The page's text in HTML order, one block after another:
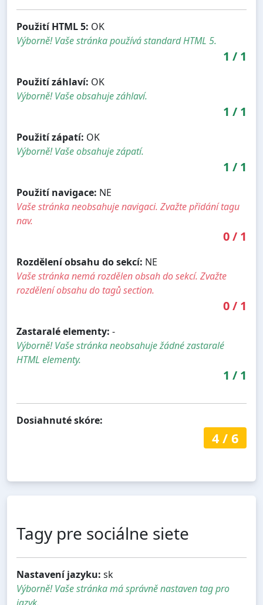
Použití HTML 5: OK
Výborně! Vaše stránka používá standard HTML 5.
1 / 1
Použití záhlaví: OK
Výborně! Vaše obsahuje záhlaví.
1 / 1
Použití zápatí: OK
Výborně! Vaše obsahuje zápatí.
1 / 1
Použití navigace: NE
Vaše stránka neobsahuje navigaci. Zvažte přidání tagu
nav.
0/ 1
Rozdělení obsahu do sekcí: NE
Vaše stránka nemá rozdělen obsah do sekcí. Zvažte
rozdělení obsahu do tagů section.
0/ 1
Zastaralé elementy: -
Výborně! Vaše stránka neobsahuje žádné zastaralé
HTML elementy.
1 / 1
Dosiahnuté skóre:
4/ 6
Tagy pre sociálne siete
Nastavení jazyku: sk
Výborně! Vaše stránka má správně nastaven tag pro